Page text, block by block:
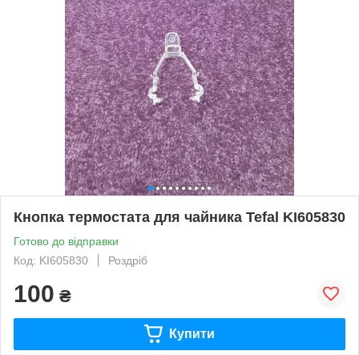
Кнопка термостата для чайника Tefal KI605830
Готово до відправки
Код: KI605830
Роздріб
100 ₴
Купити